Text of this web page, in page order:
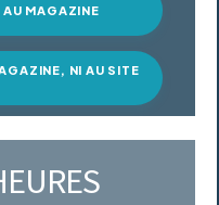
AU MAGAZINE
NI AU SITE